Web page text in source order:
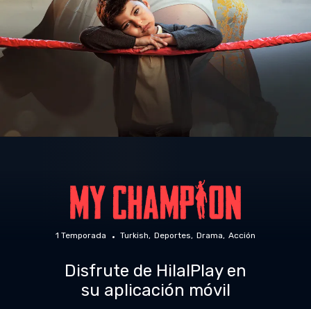
1 Temporada Turkish Deportes Drama Acción
Disfrute de HilalPlay en
su aplicación móvil